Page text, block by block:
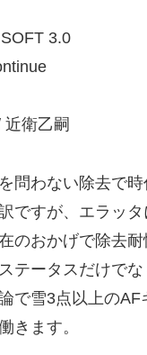
3.0
衛乙嗣
問わない除去で時
ですが、エラッ
のおかげで除去
テータスだけで
で雪3点以上の
きます。